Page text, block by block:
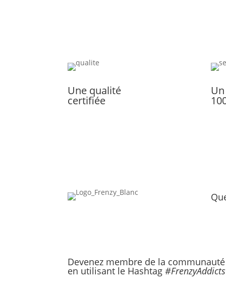
Une qualité
certifiée
Devenez membre de la
en utilisant le Hashtag#FrenzyAddicts